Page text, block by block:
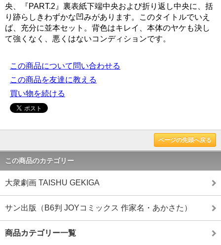
央、『PART.2』裏表紙下端中央および折り返し中央に、括
り跡らしきわずかな凹みがあります。このタイトルでいえ
ば、充分に並本セット。背色はキレイ、本体のヤケも決し
て強くなく、悪くはないコンディションです。
この商品について問い合わせる
この商品を友達に教える
買い物を続ける
ページの先頭へ戻る
この商品のカテゴリー
大衆劇画 TAISHU GEKIGA
サン出版（B6判 JOYコミックス 作家名・あかさた）
商品カテゴリー一覧